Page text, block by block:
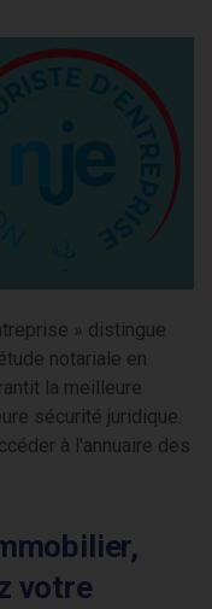
» distingue
notariale en
la meilleure
sécurité juridique.
à l'annuaire des
votre